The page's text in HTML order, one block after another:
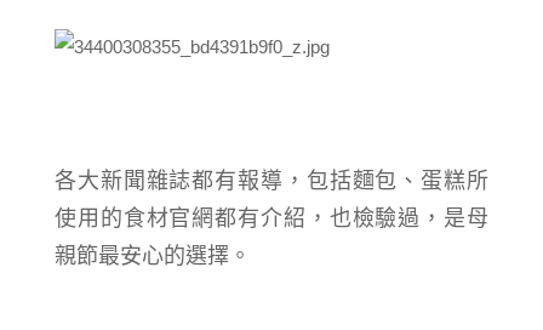
各大新聞雜誌都有報導，包括麵包、蛋糕所
使用的食材官網都有介紹，也檢驗過，是母
親節最安心的選擇。